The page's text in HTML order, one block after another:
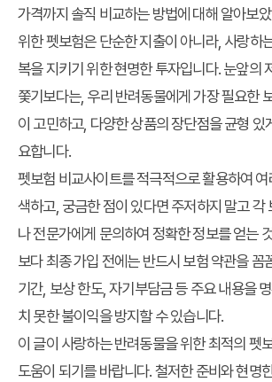
가격까지 솔직 비교하는 방법에 대해 알아보
위한 펫보험은 단순한 지출이 아니라, 사랑하
복을 지키기 위한 현명한 투자입니다. 눈앞의
쫓기보다는, 우리 반려동물에게 가장 필요한
이 고민하고, 다양한 상품의 장단점을 균형 있
요합니다.
펫보험 비교사이트를 적극적으로 활용하여
색하고, 궁금한 점이 있다면 주저하지 말고 각
나 전문가에게 문의하여 정확한 정보를 얻는
보다 최종 가입 전에는 반드시 보험 약관을 꼼
기간, 보상 한도, 자기부담금 등 주요 내용을
치 못한 불이익을 방지할 수 있습니다.
이 글이 사랑하는 반려동물을 위한 최적의 펫
도움이 되기를 바랍니다. 철저한 준비와 현명